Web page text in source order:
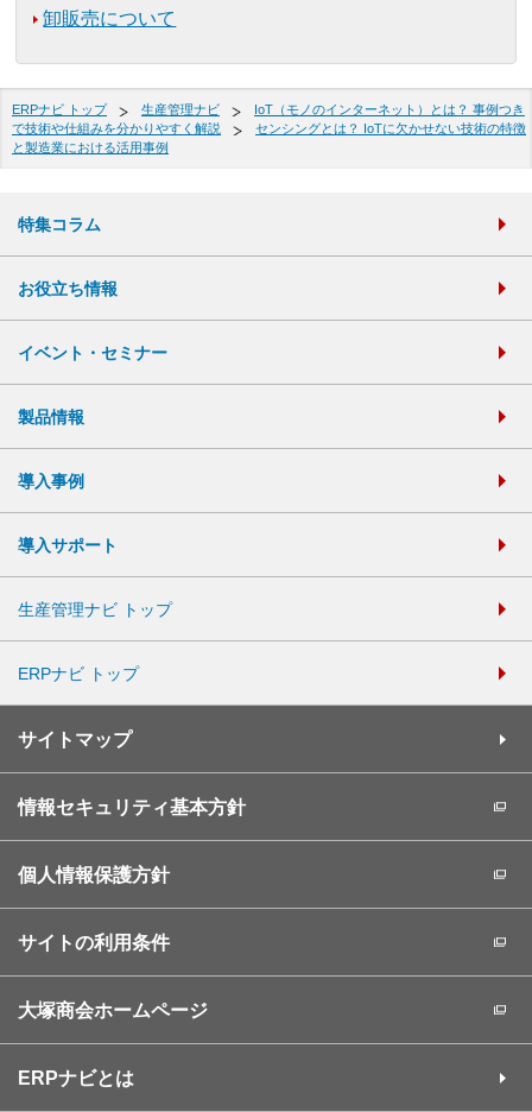
卸販売について
ERPナビ トップ 生産管理ナビ
IoT（モノのインターネット）とは？ 事例つき
で技術や仕組みを分かりやすく解説
センシングとは？ IoTに欠かせない技術の特徴
と製造業における活用事例
特集コラム
お役立ち情報
イベント・セミナー
製品情報
導入事例
導入サポート
生産管理ナビ トップ
ERPナビ トップ
サイトマップ
情報セキュリティ基本方針
個人情報保護方針
サイトの利用条件
大塚商会ホームページ
ERPナビとは